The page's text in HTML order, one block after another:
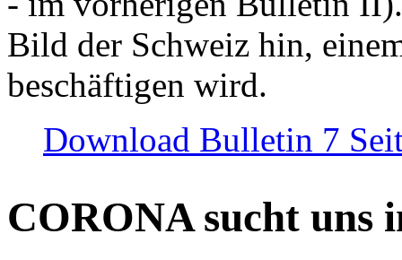
Bild der Schweiz hin,
beschäftigen wird.
Download Bulletin 7
CORONA sucht uns